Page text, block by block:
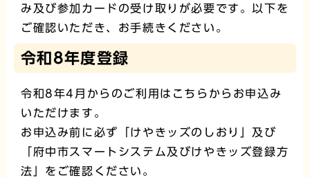
み及び参加カードの受け取りが必要です。以下を
ご確認いただき、お手続きください。
令和8年度登録
令和8年4月からのご利用はこちらからお申込み
いただけます。
お申込み前に必ず「けやきッズのしおり」及び
「府中市スマートシステム及びけやきッズ登録方
法」をご確認ください。